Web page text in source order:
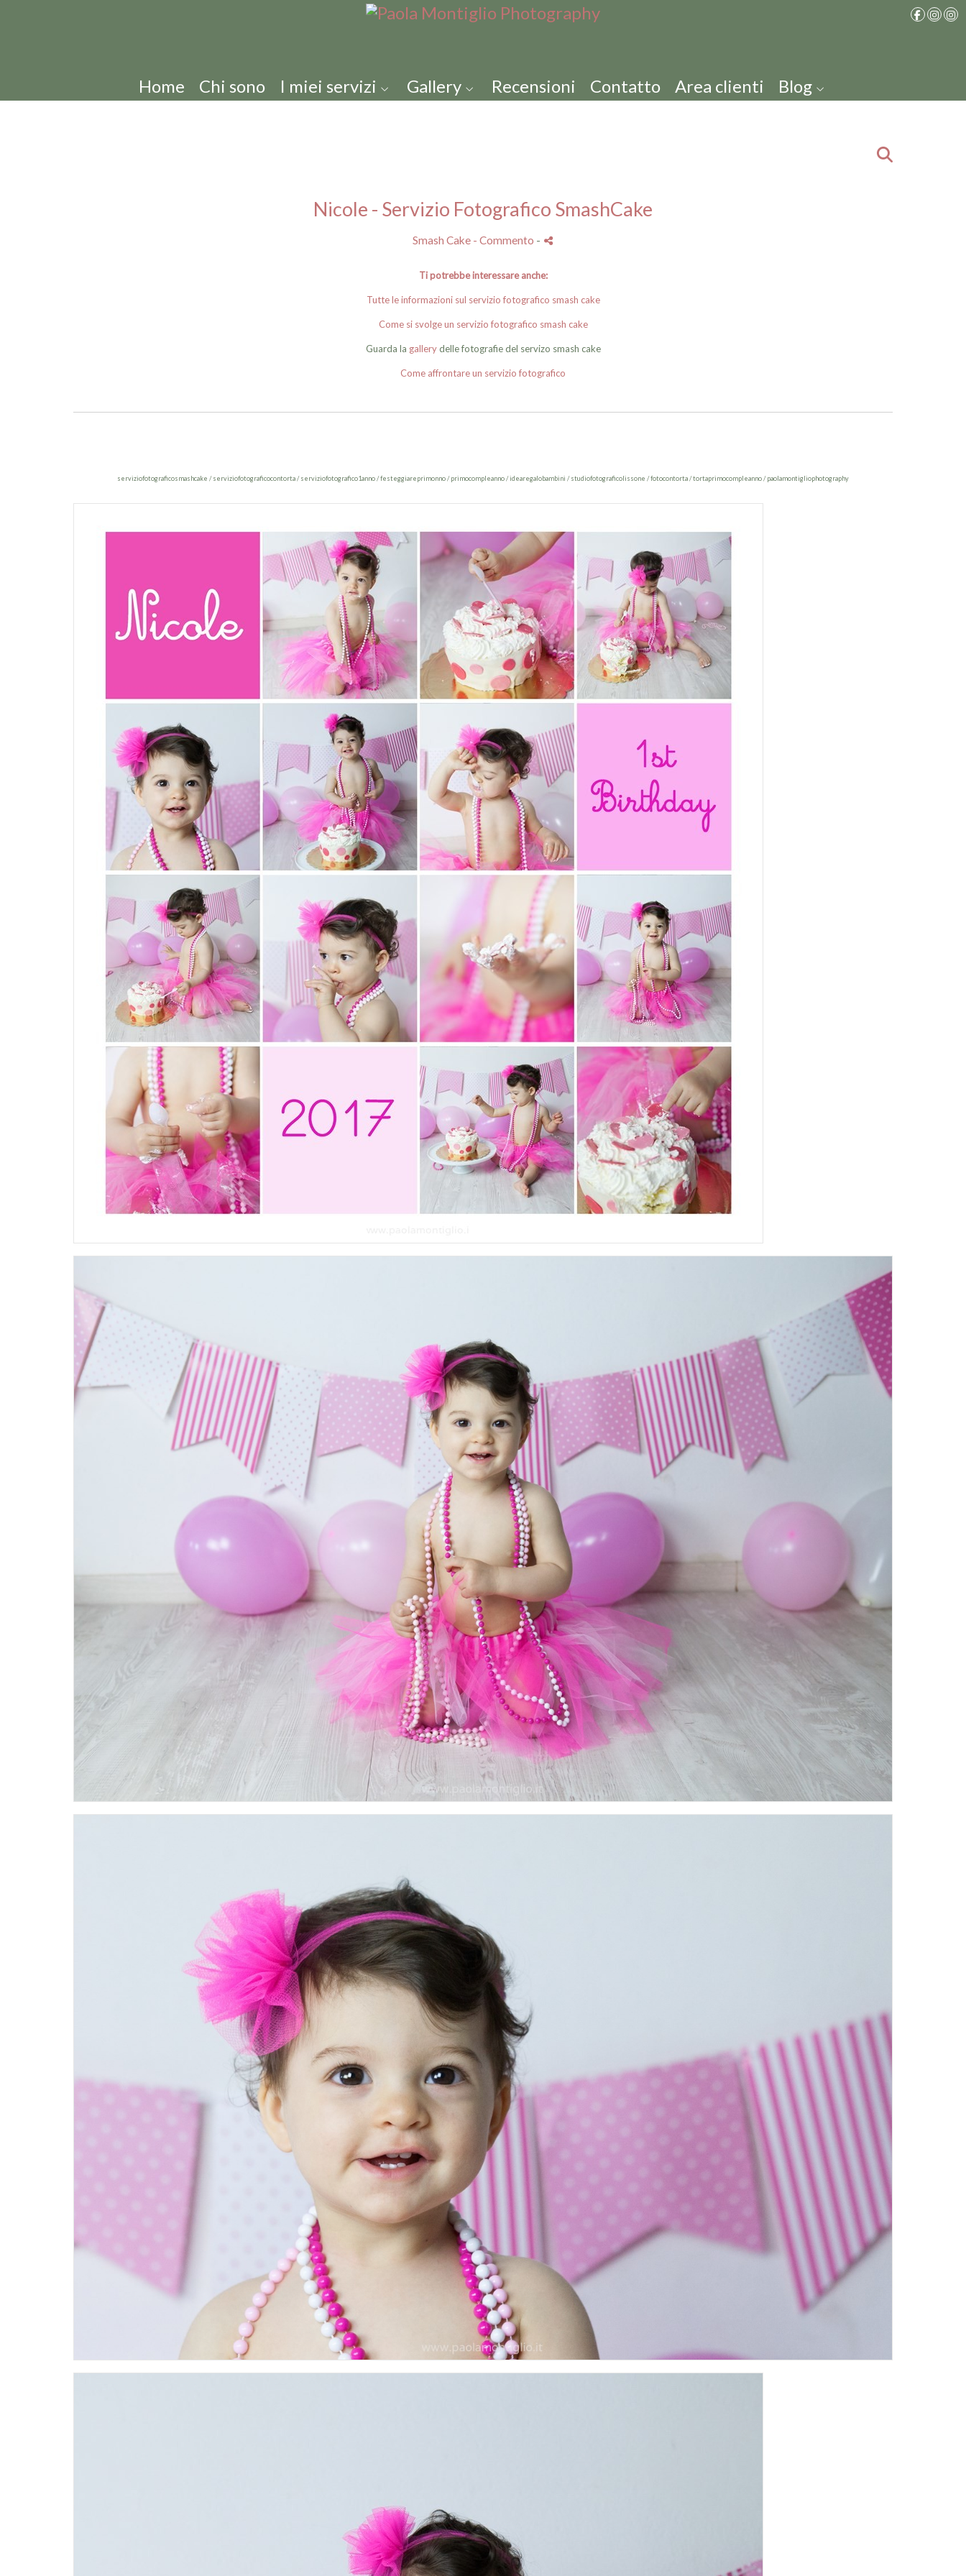
Home Chi sono I miei servizi Gallery Recensioni Contatto Area clienti Blog
Nicole - Servizio Fotografico SmashCake
Smash Cake - Commento -
Ti potrebbe interessare anche:
Tutte le informazioni sul servizio fotografico smash cake
Come si svolge un servizio fotografico smash cake
Guarda la gallerydelle fotografie del servizo smash cake
Come affrontare un servizio fotografico
serviziofotograficosmashcake / serviziofotograficocontorta / serviziofotografico1anno / festeggiareprimonno / primocompleanno / idearegalobambini / studiofotograficolissone / fotocontorta / tortaprimocompleanno / paolamontigliophotography